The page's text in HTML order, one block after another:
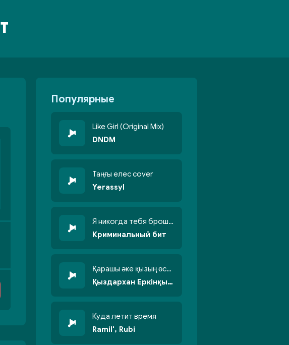
Популярные
Like Girl (Original Mix)
DNDM
Таңғы елес cover
Yerassyl
Я никогда тебя брошу никогда не кину
Криминальный бит
Қарашы әке қызың өсті бойжеттіп
Қыздархан Еркінқызы
Куда летит время
Ramil', Rubi